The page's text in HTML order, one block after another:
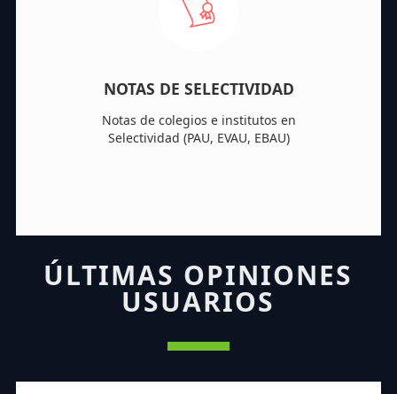
NOTAS DE SELECTIVIDAD
Notas de colegios e institutos en
Selectividad (PAU, EVAU, EBAU)
ÚLTIMAS OPINIONES
USUARIOS